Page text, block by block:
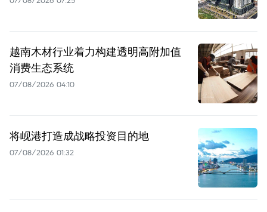
越南木材行业着力构建透明高附加值
消费生态系统
07/08/2026 04:10
将岘港打造成战略投资目的地
07/08/2026 01:32